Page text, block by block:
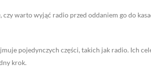
czy warto wyjąć radio przed oddaniem go do
pojedynczych części, takich jak radio. Ich
krok.